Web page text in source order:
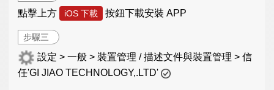
點擊上方 iOS 下載 按鈕下載安裝 APP
步驟三
設定 > 一般 > 裝置管理 / 描述文件與裝置管理 > 信
任'GI JIAO TECHNOLOGY,.LTD'